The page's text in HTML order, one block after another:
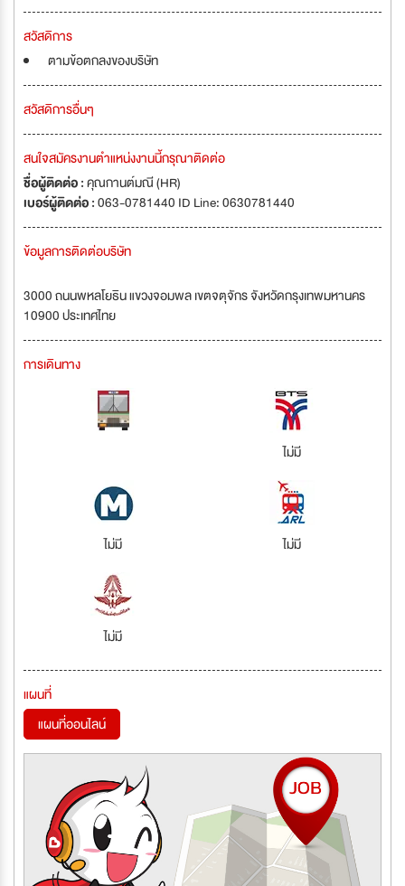
สวัสดิการ
ตามข้อตกลงของบริษัท
สวัสดิการอื่นๆ
สนใจสมัครงานตำแหน่งงานนี้กรุณาติดต่อ
ชื่อผู้ติดต่อ :คุณกานต์มณี (HR)
เบอร์ผู้ติดต่อ :063-0781440 ID Line: 0630781440
ข้อมูลการติดต่อบริษัท
3000 ถนนพหลโยธิน แขวงจอมพล เขตจตุจักร จังหวัดกรุงเทพมหานคร
10900 ประเทศไทย
การเดินทาง
ไม่มี
ไม่มี ไม่มี
ไม่มี
แผนที่
แผนที่ออนไลน์